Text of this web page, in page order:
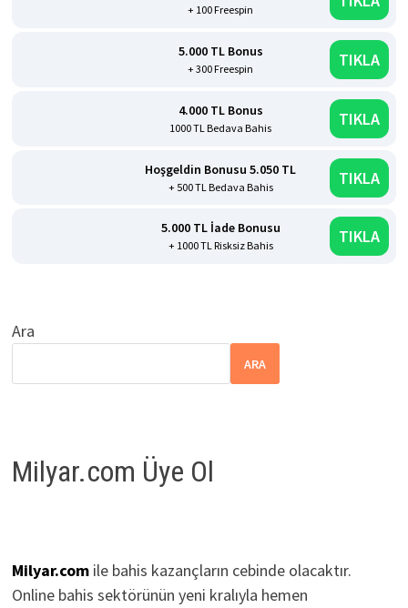
+ 100 Freespin
5.000 TL Bonus
+ 300 Freespin TIKLA
4.000 TL Bonus
1000 TL Bedava Bahis TIKLA
Hoşgeldin Bonusu 5.050 TL
+ 500 TL Bedava Bahis TIKLA
5.000 TL İade Bonusu
+ 1000 TL Risksiz Bahis TIKLA
Ara
ARA
Milyar.com Üye Ol
Milyar.comile bahis kazançların cebinde olacaktır.
Online bahis sektörünün yeni kralıyla hemen